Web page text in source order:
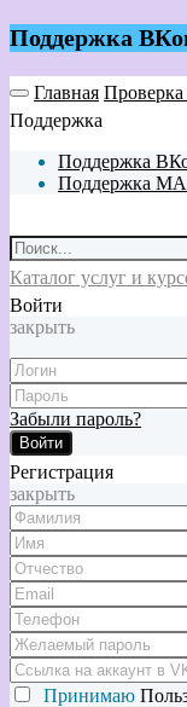
Поддержка
Главная Проверка
Поддержка
Поддержка
Поддержка
Каталог услуг и
Войти
закрыть
Забыли пароль?
Войти
Регистрация
закрыть
Принимаю